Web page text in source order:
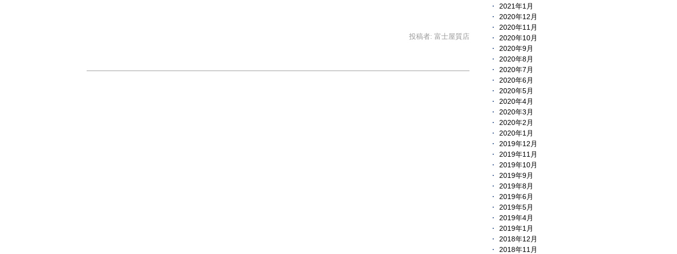
投稿者: 富士屋質店
2021年1月
2020年12月
2020年11月
2020年10月
2020年9月
2020年8月
2020年7月
2020年6月
2020年5月
2020年4月
2020年3月
2020年2月
2020年1月
2019年12月
2019年11月
2019年10月
2019年9月
2019年8月
2019年6月
2019年5月
2019年4月
2019年1月
2018年12月
2018年11月